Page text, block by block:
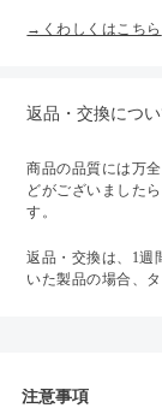
→くわしくはこちら
返品・交換につい
商品の品質には万
どがございました
す。
返品・交換は、1週
いた製品の場合、
注意事項